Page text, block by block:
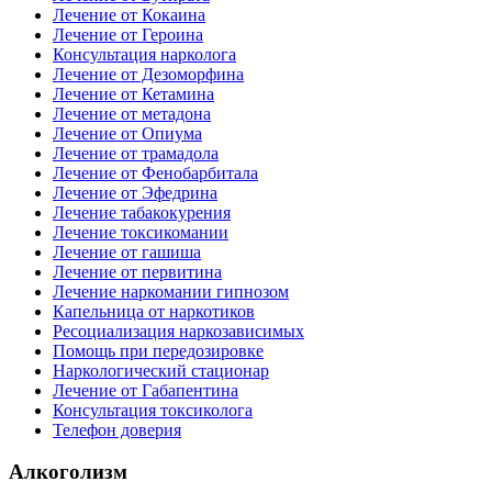
Лечение от Кокаина
Лечение от Героина
Консультация нарколога
Лечение от Дезоморфина
Лечение от Кетамина
Лечение от метадона
Лечение от Опиума
Лечение от трамадола
Лечение от Фенобарбитала
Лечение от Эфедрина
Лечение табакокурения
Лечение токсикомании
Лечение от гашиша
Лечение от первитина
Лечение наркомании гипнозом
Капельница от наркотиков
Ресоциализация наркозависимых
Помощь при передозировке
Наркологический стационар
Лечение от Габапентина
Консультация токсиколога
Телефон доверия
Алкоголизм